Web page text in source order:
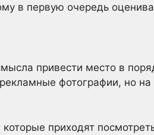
в первую очередь
привести место в
фотографии, но
приходят